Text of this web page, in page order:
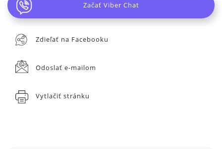
Začať Viber Chat
Zdieľať na Facebooku
Odoslať e-mailom
Vytlačiť stránku